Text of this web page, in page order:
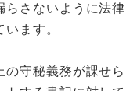
らさないように法律
ます。
守秘義務が課せら